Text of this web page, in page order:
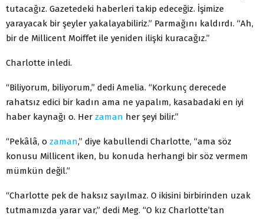
tutacağız. Gazetedeki haberleri takip edeceğiz. İşimize
yarayacak bir şeyler yakalayabiliriz.” Parmağını kaldırdı. “Ah,
bir de Millicent Moiffet ile yeniden ilişki kuracağız.”
Charlotte inledi.
“Biliyorum, biliyorum,” dedi Amelia. “Korkunç derecede
rahatsız edici bir kadın ama ne yapalım, kasabadaki en iyi
haber kaynağı o. Her zaman her şeyi bilir.”
“Pekâlâ, o zaman,” diye kabullendi Charlotte, “ama söz
konusu Millicent iken, bu konuda herhangi bir söz vermem
mümkün değil.”
“Charlotte pek de haksız sayılmaz. O ikisini birbirinden uzak
tutmamızda yarar var,” dedi Meg. “O kız Charlotte’tan